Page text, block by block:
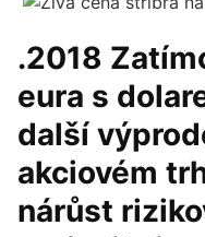
.2018
eura s
další
akciovém
nárůst